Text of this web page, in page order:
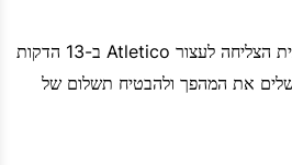
למרבה המזל, הקבוצה הביתית הצליחה לעצור Atletico ב-13 הדקות
את המהפך ולהבטיח תשלום של